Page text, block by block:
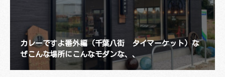
カレーですよ番外編（千葉八街 タイマーケット）な
ぜこんな場所にこんなモダンな、、